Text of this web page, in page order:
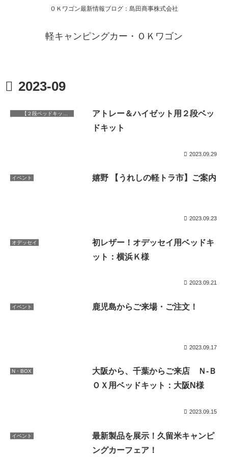
ＯＫワゴン最新情報ブログ：島田商事株式会社
軽キャンピングカー・ＯＫワゴン
2023-09
アトレー＆ハイゼット用２段ベッ
ドキット
2023.09.29
イベント 嬉野 【うれしの軽トラ市】ご案内
2023.09.23
オデッセイ
初レザー！オデッセイ用ベッドキ
ット：横浜Ｋ様
2023.09.21
イベント 鹿児島からご来場・ご注文！
2023.09.17
N・BOX
大阪から、千葉からご来店 Ｎ-Ｂ
ＯＸ用ベッドキット：大阪N様
2023.09.15
イベント
最新製品を展示！久留米キャンピ
ングカーフェア！